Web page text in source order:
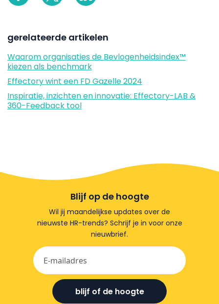
gerelateerde artikelen
Waarom organisaties de Bevlogenheidsindex™
kiezen als benchmark
Effectory wint een FD Gazelle 2024
Inspiratie, inzichten en innovatie: Effectory-LAB &
360-Feedback tool
Blijf op de hoogte
Wil jij maandelijkse updates over de
nieuwste HR-trends? Schrijf je in voor onze
nieuwbrief.
blijf of de hoogte